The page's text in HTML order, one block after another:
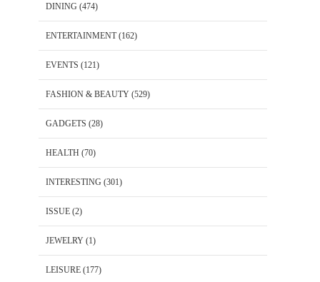
DINING (474)
ENTERTAINMENT(162)
EVENTS (121)
FASHION & BEAUTY (529)
GADGETS (28)
HEALTH (70)
INTERESTING (301)
ISSUE (2)
JEWELRY (1)
LEISURE (177)